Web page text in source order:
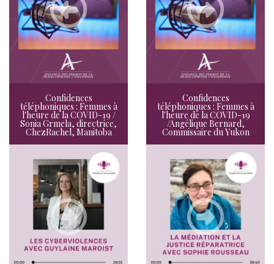
Confidences
téléphoniques : Femmes à
l'heure de la COVID-19 /
Sonia Grmela, directrice,
ChezRachel, Manitoba
Confidences
téléphoniques : Femmes à
l'heure de la COVID-19
/Angélique Bernard,
Commissaire du Yukon